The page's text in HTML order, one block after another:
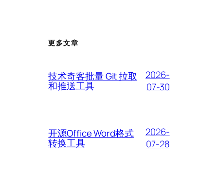
更多文章
技术奇客批量 Git 拉取
和推送工具
2026-
07-30
开源Office Word格式
转换工具
2026-
07-28